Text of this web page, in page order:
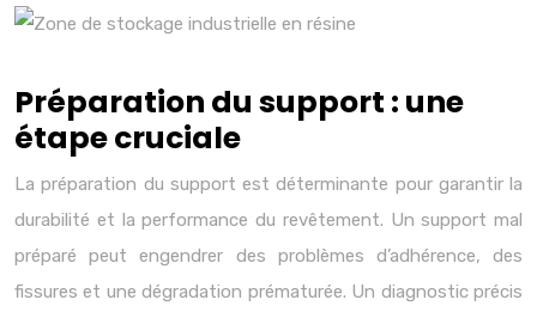
Préparation du support : une
étape cruciale
La préparation du support est déterminante pour garantir la
durabilité et la performance du revêtement. Un support mal
préparé peut engendrer des problèmes d’adhérence, des
fissures et une dégradation prématurée. Un diagnostic précis